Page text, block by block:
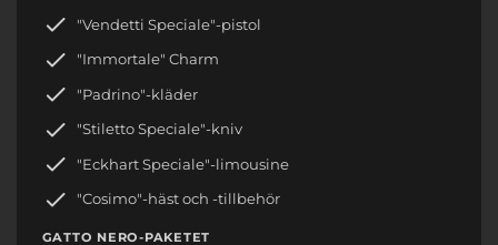
"Vendetti Speciale"-pistol
"Immortale" Charm
"Padrino"-kläder
"Stiletto Speciale"-kniv
"Eckhart Speciale"-limousine
"Cosimo"-häst och -tillbehör
GATTO NERO-PAKETET